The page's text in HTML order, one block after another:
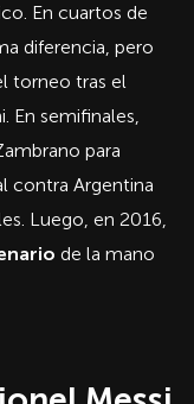
En cuartos de
diferencia, pero
torneo tras el
En semifinales,
para
contra Argentina
Luego, en 2016,
de la mano